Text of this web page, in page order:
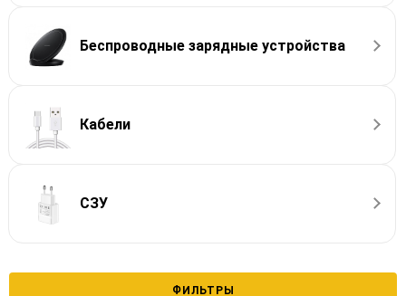
Беспроводные зарядные устройства
Кабели
СЗУ
ФИЛЬТРЫ